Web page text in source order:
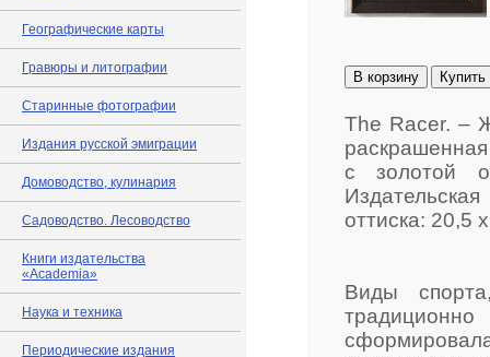
Географические карты
Гравюры и литографии
Старинные фотографии
Издания русской эмиграции
Домоводство, кулинария
Садоводство. Лесоводство
Книги издательства
«Academia»
Наука и техника
Периодические издания
В корзину Купить
The Racer. –
с золотой
оттиска: 20,5
Виды